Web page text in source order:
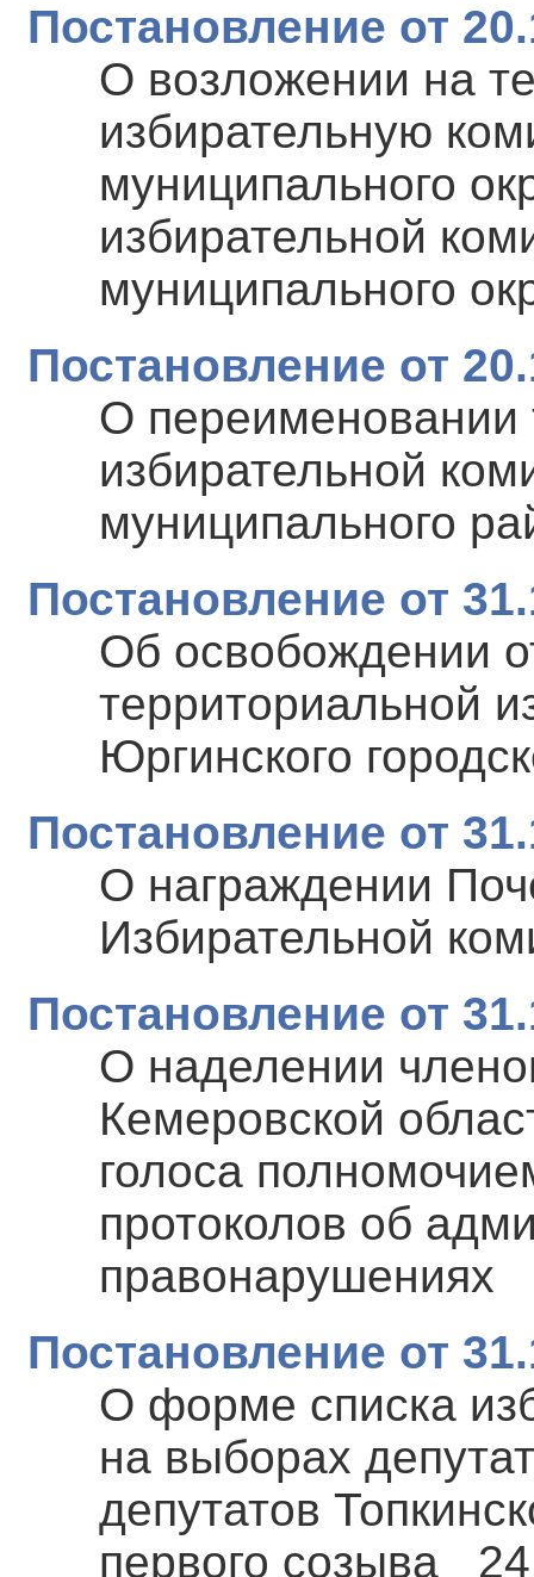
Постановление от
О возложении на
избирательную
муниципального
избирательной
муниципального
Постановление от
О переименовании
избирательной
муниципального
Постановление от
Об освобождении
территориальной
Юргинского
Постановление от
О награждении
Избирательной
Постановление от
О наделении
Кемеровской
голоса
протоколов об
правонарушениях
Постановление от
О форме списка
на выборах
депутатов
первого созыва